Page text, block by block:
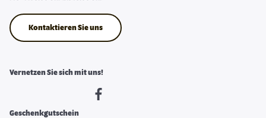
Kontaktieren Sie uns
Vernetzen Sie sich mit uns!
Geschenkgutschein